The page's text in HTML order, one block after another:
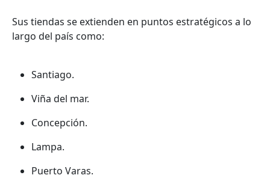
Sus tiendas se extienden en puntos estratégicos a lo
largo del país como:
Santiago.
Viña del mar.
Concepción.
Lampa.
Puerto Varas.